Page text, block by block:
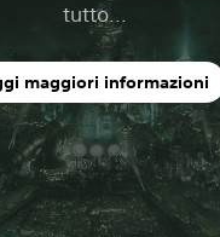
tutto...
maggiori informazioni